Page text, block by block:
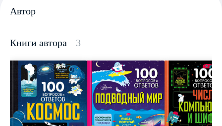
Автор
Книги автора 3